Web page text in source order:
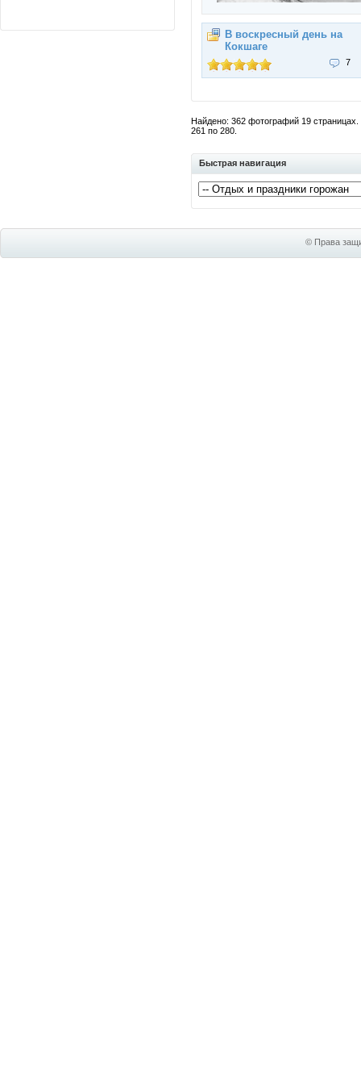
В воскресный день на
Кокшаге
7
Найдено: 362 фотографий 19 страницах.
261 по 280.
Быстрая навигация
© Права